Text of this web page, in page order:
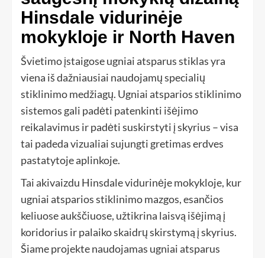
Hinsdale vidurinėje
mokykloje ir North Haven
Švietimo įstaigose ugniai atsparus stiklas yra
viena iš dažniausiai naudojamų specialių
stiklinimo medžiagų. Ugniai atsparios stiklinimo
sistemos gali padėti patenkinti išėjimo
reikalavimus ir padėti suskirstyti į skyrius – visa
tai padeda vizualiai sujungti gretimas erdves
pastatytoje aplinkoje.
Tai akivaizdu Hinsdale vidurinėje mokykloje, kur
ugniai atsparios stiklinimo mazgos, esančios
keliuose aukščiuose, užtikrina laisvą išėjimą į
koridorius ir palaiko skaidrų skirstymą į skyrius.
Šiame projekte naudojamas ugniai atsparus